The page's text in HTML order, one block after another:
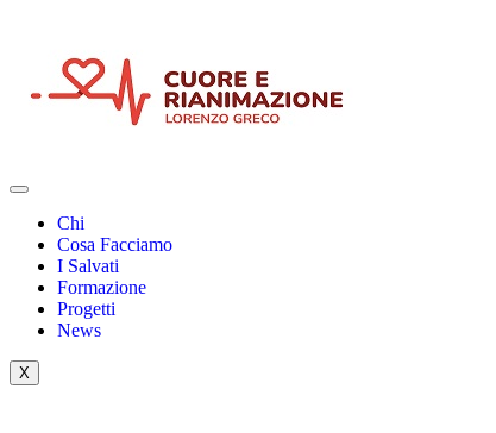
Chi
Cosa Facciamo
I Salvati
Formazione
Progetti
News
X